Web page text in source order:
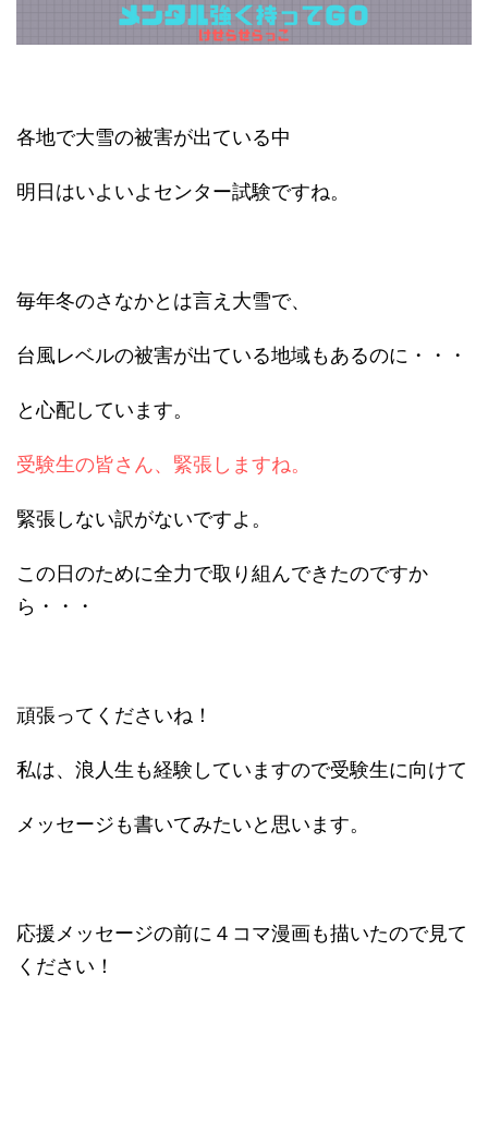
各地で大雪の被害が出ている中
明日はいよいよセンター試験ですね。
毎年冬のさなかとは言え大雪で、
台風レベルの被害が出ている地域もあるのに・・・
と心配しています。
受験生の皆さん、緊張しますね。
緊張しない訳がないですよ。
この日のために全力で取り組んできたのですか
ら・・・
頑張ってくださいね！
私は、浪人生も経験していますので受験生に向けて
メッセージも書いてみたいと思います。
応援メッセージの前に４コマ漫画も描いたので見て
ください！